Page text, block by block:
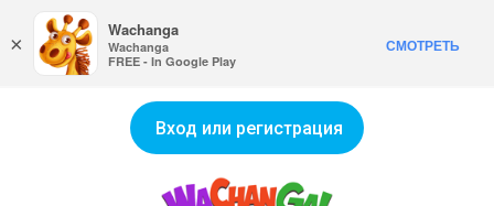
Вход или регистрация
×
Wachanga
Wachanga
FREE - In Google Play
СМОТРЕТЬ